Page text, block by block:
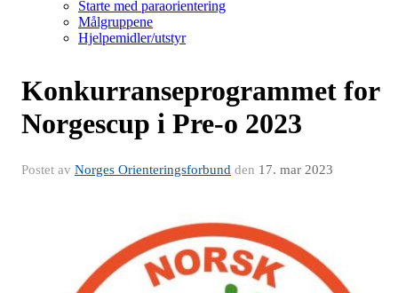
Starte med paraorientering
Målgruppene
Hjelpemidler/utstyr
Konkurranseprogrammet for
Norgescup i Pre-o 2023
Postet av Norges Orienteringsforbund den 17. mar 2023